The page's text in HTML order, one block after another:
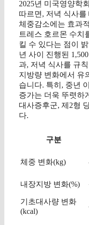
2025년 미국영양학
따르면, 저녁 식사
체중감소에는 효과
트레스 호르몬 수치
킬 수 있다는 점이
년 사이 진행된
과, 저녁 식사를 규
지방량 변화에서 유
습니다. 특히, 중년
증가는 더욱 뚜렷하
대사증후군, 제2형
다.
구분
체중 변화(kg)
내장지방 변화(%)
기초대사량 변화
(kcal)